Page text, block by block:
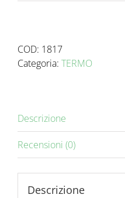
COD: 1817
Categoria: TERMO
Descrizione
Recensioni (0)
Descrizione